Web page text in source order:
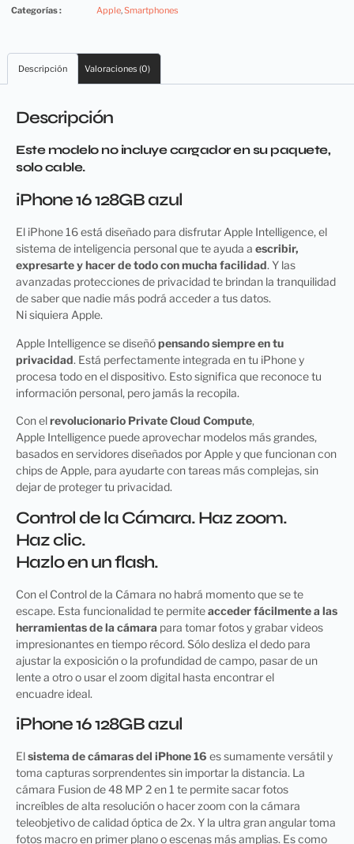
Categorías :
Apple,Smartphones
Descripción Valoraciones (0)
Descripción
Este modelo no incluye cargador en su paquete,
solo cable.
iPhone 16 128GB azul
El iPhone 16 está diseñado para disfrutar Apple Intelligence, el
sistema de inteligencia personal que te ayuda a escribir,
expresarte y hacer de todo con mucha facilidad. Y las
avanzadas protecciones de privacidad te brindan la tranquilidad
de saber que nadie más podrá acceder a tus datos.
Ni siquiera Apple.
Apple Intelligence se diseñópensando siempre en tu
privacidad. Está perfectamente integrada en tu iPhone y
procesa todo en el dispositivo. Esto significa que reconoce tu
información personal, pero jamás la recopila.
Con elrevolucionario Private Cloud Compute,
Apple Intelligence puede aprovechar modelos más grandes,
basados en servidores diseñados por Apple y que funcionan con
chips de Apple, para ayudarte con tareas más complejas, sin
dejar de proteger tu privacidad.
Control de la Cámara. Haz zoom.
Haz clic.
Hazlo en un flash.
Con el Control de la Cámara no habrá momento que se te
escape. Esta funcionalidad te permiteacceder fácilmente a las
herramientas de la cámara para tomar fotos y grabar videos
impresionantes en tiempo récord. Sólo desliza el dedo para
ajustar la exposición o la profundidad de campo, pasar de un
lente a otro o usar el zoom digital hasta encontrar el
encuadre ideal.
iPhone 16 128GB azul
Elsistema de cámaras del iPhone 16 es sumamente versátil y
toma capturas sorprendentes sin importar la distancia. La
cámara Fusion de 48 MP 2 en 1 te permite sacar fotos
increíbles de alta resolución o hacer zoom con la cámara
teleobjetivo de calidad óptica de 2x. Y la ultra gran angular toma
fotos macro en primer plano o escenas más amplias. Es como